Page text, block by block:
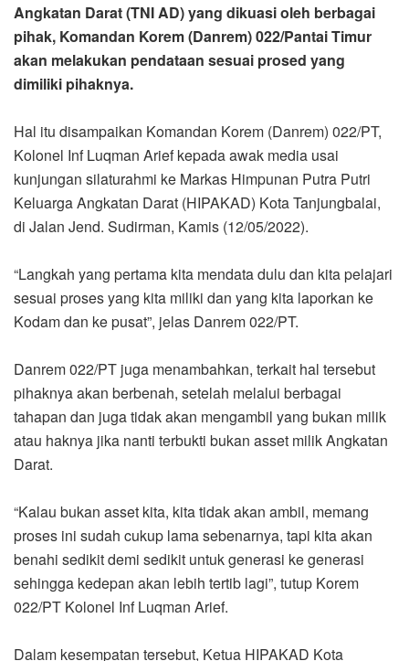
Angkatan Darat (TNI AD) yang dikuasi oleh berbagai
pihak, Komandan Korem (Danrem) 022/Pantai Timur
akan melakukan pendataan sesuai prosed yang
dimiliki pihaknya.
Hal itu disampaikan Komandan Korem (Danrem) 022/PT,
Kolonel Inf Luqman Arief kepada awak media usai
kunjungan silaturahmi ke Markas Himpunan Putra Putri
Keluarga Angkatan Darat (HIPAKAD) Kota Tanjungbalai,
di Jalan Jend. Sudirman, Kamis (12/05/2022).
“Langkah yang pertama kita mendata dulu dan kita pelajari
sesuai proses yang kita miliki dan yang kita laporkan ke
Kodam dan ke pusat”, jelas Danrem 022/PT.
Danrem 022/PT juga menambahkan, terkait hal tersebut
pihaknya akan berbenah, setelah melalui berbagai
tahapan dan juga tidak akan mengambil yang bukan milik
atau haknya jika nanti terbukti bukan asset milik Angkatan
Darat.
“Kalau bukan asset kita, kita tidak akan ambil, memang
proses ini sudah cukup lama sebenarnya, tapi kita akan
benahi sedikit demi sedikit untuk generasi ke generasi
sehingga kedepan akan lebih tertib lagi”, tutup Korem
022/PT Kolonel Inf Luqman Arief.
Dalam kesempatan tersebut, Ketua HIPAKAD Kota